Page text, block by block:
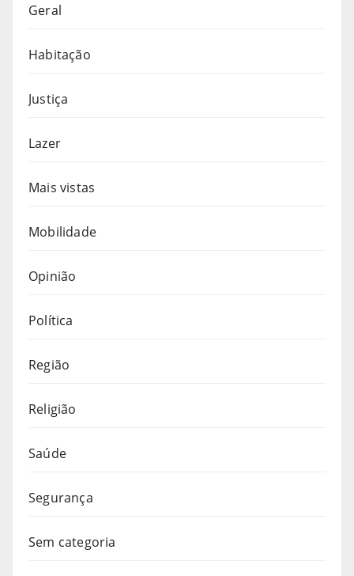
Geral
Habitação
Justiça
Lazer
Mais vistas
Mobilidade
Opinião
Política
Região
Religião
Saúde
Segurança
Sem categoria